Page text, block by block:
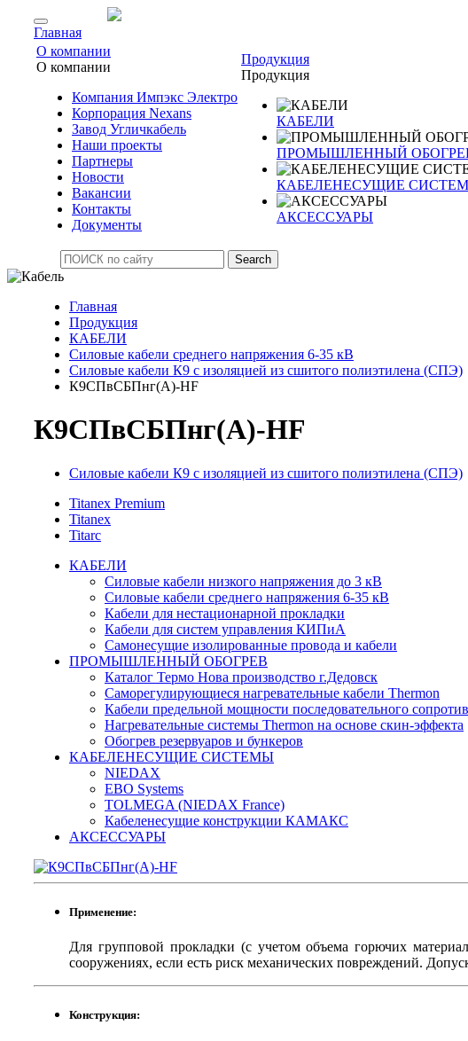
Главная
О компании
О компании
Компания Импэкс Электро
Корпорация Nexans
Завод Угличкабель
Наши проекты
Партнеры
Новости
Вакансии
Контакты
Документы
Продукция
Продукция
КАБЕЛИ
ПРОМЫШЛЕННЫЙ
КАБЕЛЕНЕСУЩИЕ
АКСЕССУАРЫ
Search
Главная
Продукция
КАБЕЛИ
Силовые кабели среднего напряжения 6-35 кВ
Силовые кабели К9 с изоляцией из сшитого полиэтилена (СПЭ)
К9СПвСБПнг(А)-HF
К9СПвСБПнг(А)-HF
Силовые кабели К9 с изоляцией из сшитого полиэтилена (СПЭ)
Titanex Premium
Titanex
Titarc
КАБЕЛИ
Силовые кабели низкого напряжения до 3 кВ
Силовые кабели среднего напряжения 6-35 кВ
Кабели для нестационарной прокладки
Кабели для систем управления КИПиА
Самонесущие изолированные провода и кабели
ПРОМЫШЛЕННЫЙ ОБОГРЕВ
Каталог Термо Нова производство г.Дедовск
Саморегулирующиеся нагревательные кабели Thermon
Кабели предельной мощности последовательного
Нагревательные системы Thermon на основе скин-эффекта
Обогрев резервуаров и бункеров
КАБЕЛЕНЕСУЩИЕ СИСТЕМЫ
NIEDAX
EBO Systems
TOLMEGA (NIEDAX France)
Кабеленесущие конструкции КАМАКС
АКСЕССУАРЫ
Применение:
Для групповой прокладки (с учетом объема горючих
сооружениях, если есть риск механических повреждений.
Конструкция: